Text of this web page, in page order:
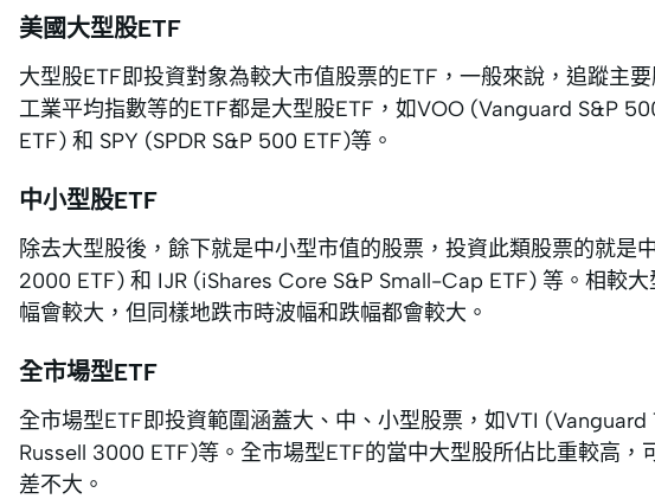
美國大型股ETF
大型股ETF即投資對象為較大市值股票的ETF，一般來說，追蹤主
工業平均指數等的ETF都是大型股ETF，如VOO (Vanguard S&P
ETF) 和 SPY (SPDR S&P 500 ETF)等。
中小型股ETF
除去大型股後，餘下就是中小型市值的股票，投資此類股票的就是
2000 ETF) 和 IJR (iShares Core S&P Small-Cap ETF) 等。相較
幅會較大，但同樣地跌市時波幅和跌幅都會較大。
全市場型ETF
全市場型ETF即投資範圍涵蓋大、中、小型股票，如VTI
Russell 3000 ETF)等。全市場型ETF的當中大型股所佔比重較高，
差不大。